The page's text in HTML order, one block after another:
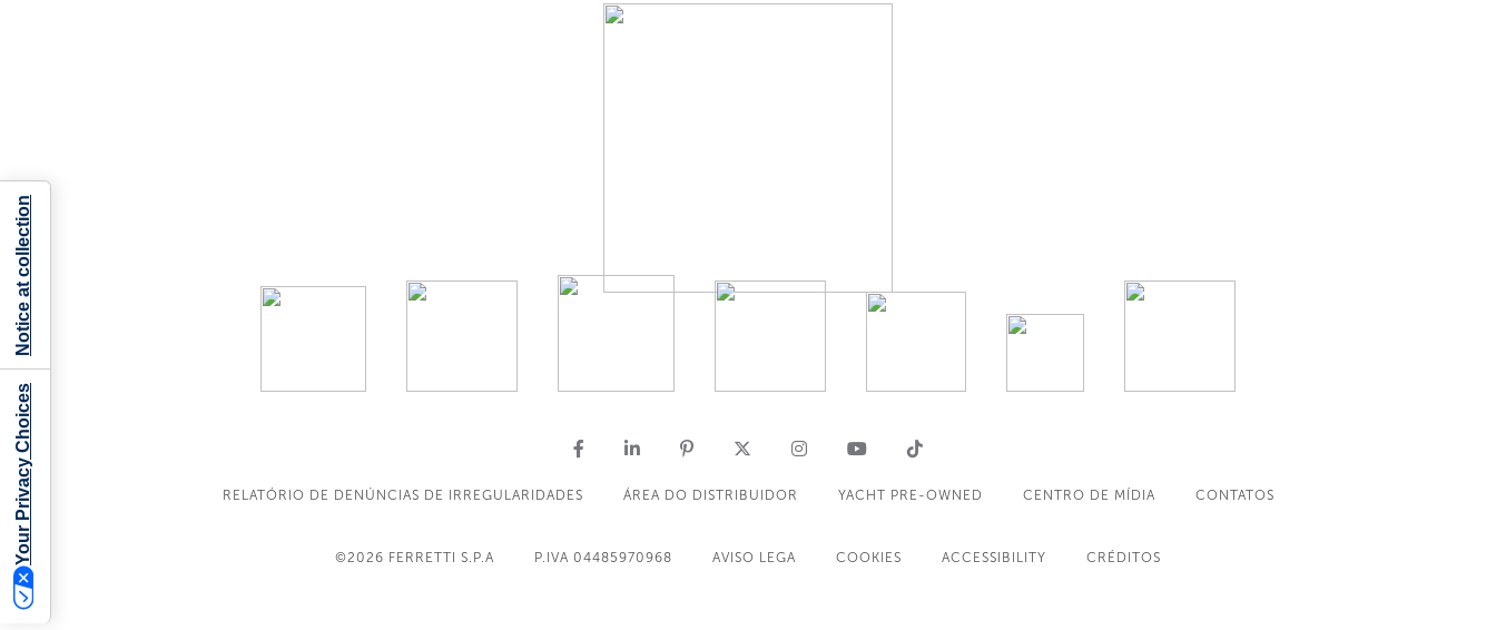
RELATÓRIO DE DENÚNCIAS DE IRREGULARIDADES ÁREA DO DISTRIBUIDOR YACHT PRE-OWNED CENTRO DE MÍDIA CONTATOS
©2026 FERRETTI S.P.A P.IVA 04485970968 AVISO LEGA COOKIES ACCESSIBILITY CRÉDITOS
Your Privacy Choices
Notice at collection